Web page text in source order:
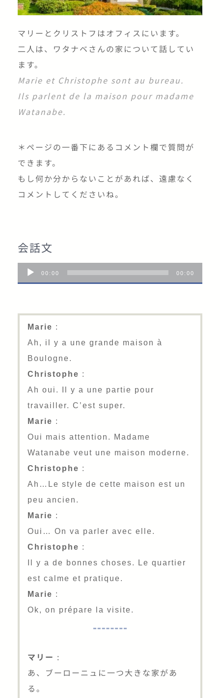
マリーとクリストフはオフィスにいます。
二人は、ワタナベさんの家について話してい
ます。
Marie et Christophe sont au bureau.
Ils parlent de la maison pour madame
Watanabe.
＊ページの一番下にあるコメント欄で質問が
できます。
もし何か分からないことがあれば、遠慮なく
コメントしてくださいね。
会話文
声
レ
00:00 00:00
Marie :
Ah, il y a une grande maison à
Boulogne.
Christophe :
Ah oui. Il y a une partie pour
travailler. C’est super.
Marie :
Oui mais attention. Madame
Watanabe veut une maison moderne.
Christophe :
Ah…Le style de cette maison est un
peu ancien.
Marie :
Oui… On va parler avec elle.
Christophe :
Il y a de bonnes choses. Le quartier
est calme et pratique.
Marie :
Ok, on prépare la visite.
マリー :
あ、ブーローニュに一つ大きな家があ
る。